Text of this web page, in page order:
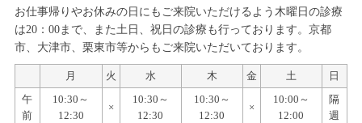
お仕事帰りやお休みの日にもご来院いただけるよう木曜日の診療
は20：00まで、また土日、祝日の診療も行っております。京都
市、大津市、栗東市等からもご来院いただいております。
月 火 水 木 金 土
日
午
前
10:30～
12:30
×
10:30～
12:30
10:30～
12:30
×
10:00～
12:00
隔
週